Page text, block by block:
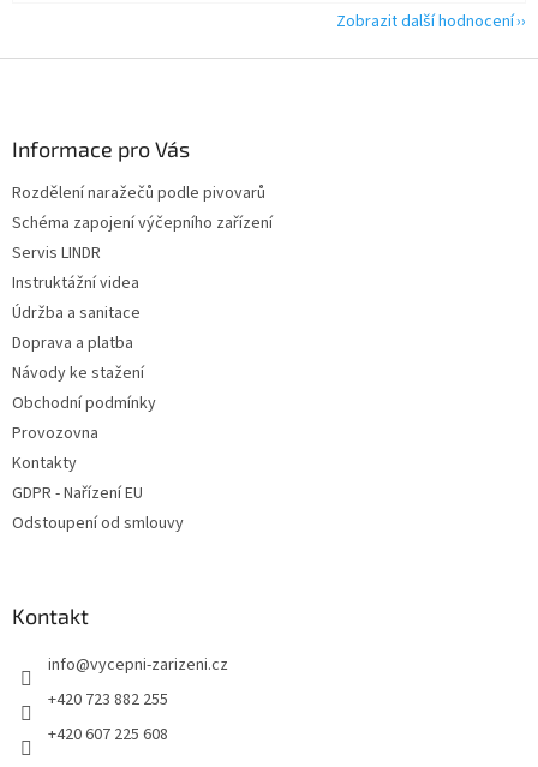
Zobrazit další hodnocení
Informace pro Vás
Rozdělení naražečů podle pivovarů
Schéma zapojení výčepního zařízení
Servis LINDR
Instruktážní videa
Údržba a sanitace
Doprava a platba
Návody ke stažení
Obchodní podmínky
Provozovna
Kontakty
GDPR - Nařízení EU
Odstoupení od smlouvy
Kontakt
info@vycepni-zarizeni.cz
+420 723 882 255
+420 607 225 608